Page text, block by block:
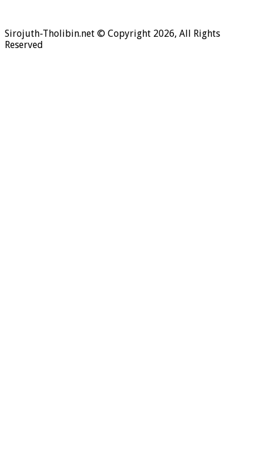
Sirojuth-Tholibin.net © Copyright 2026, All Rights
Reserved